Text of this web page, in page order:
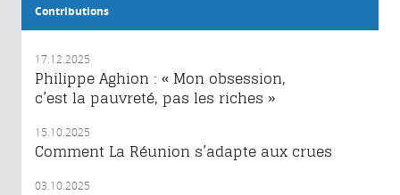
Contributions
17.12.2025
Philippe Aghion : « Mon obsession,
c’est la pauvreté, pas les riches »
15.10.2025
Comment La Réunion s’adapte aux crues
03.10.2025